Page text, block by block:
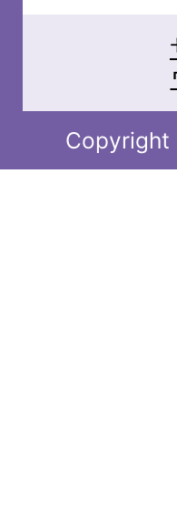
Copyright